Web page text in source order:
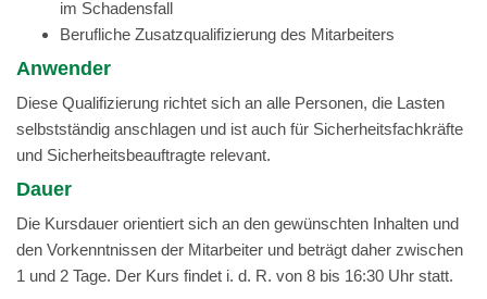
im Schadensfall
Berufliche Zusatzqualifizierung des Mitarbeiters
Anwender
Diese Qualifizierung richtet sich an alle Personen, die Lasten
selbstständig anschlagen und ist auch für Sicherheitsfachkräfte
und Sicherheitsbeauftragte relevant.
Dauer
Die Kursdauer orientiert sich an den gewünschten Inhalten und
den Vorkenntnissen der Mitarbeiter und beträgt daher zwischen
1 und 2 Tage. Der Kurs findet i. d. R. von 8 bis 16:30 Uhr statt.